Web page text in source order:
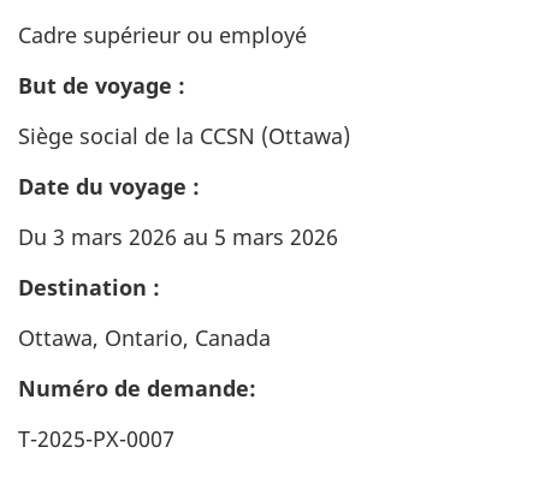
Cadre supérieur ou employé
But de voyage :
Siège social de la CCSN (Ottawa)
Date du voyage :
Du 3 mars 2026 au 5 mars 2026
Destination :
Ottawa, Ontario, Canada
Numéro de demande:
T-2025-PX-0007